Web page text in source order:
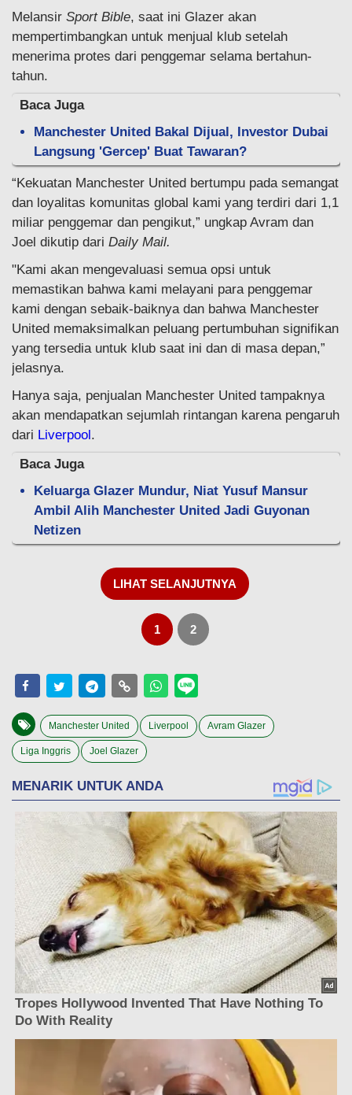
Melansir Sport Bible, saat ini Glazer akan
mempertimbangkan untuk menjual klub setelah
menerima protes dari penggemar selama bertahun-
tahun.
Baca Juga
Manchester United Bakal Dijual, Investor Dubai
Langsung 'Gercep' Buat Tawaran?
“Kekuatan Manchester United bertumpu pada semangat
dan loyalitas komunitas global kami yang terdiri dari 1,1
miliar penggemar dan pengikut,” ungkap Avram dan
Joel dikutip dari Daily Mail.
"Kami akan mengevaluasi semua opsi untuk
memastikan bahwa kami melayani para penggemar
kami dengan sebaik-baiknya dan bahwa Manchester
United memaksimalkan peluang pertumbuhan signifikan
yang tersedia untuk klub saat ini dan di masa depan,”
jelasnya.
Hanya saja, penjualan Manchester United tampaknya
akan mendapatkan sejumlah rintangan karena pengaruh
dari Liverpool.
Baca Juga
Keluarga Glazer Mundur, Niat Yusuf Mansur
Ambil Alih Manchester United Jadi Guyonan
Netizen
LIHAT SELANJUTNYA
1 2
Manchester United Liverpool Avram Glazer
Liga Inggris Joel Glazer